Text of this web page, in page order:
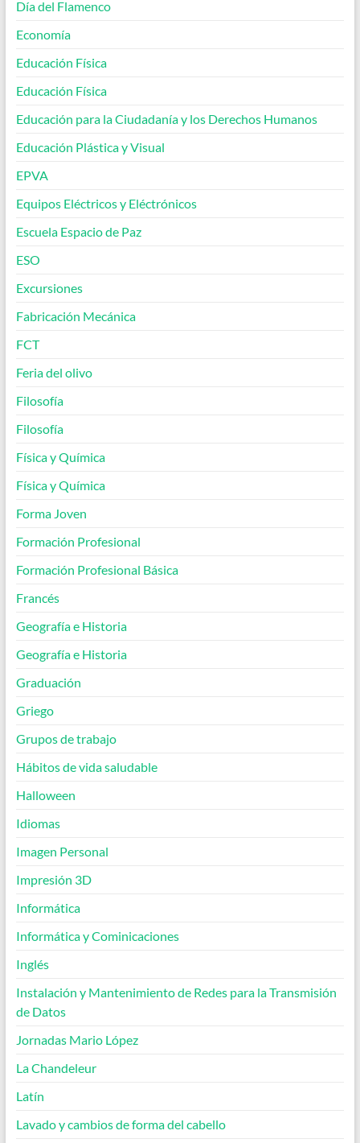
Día del Flamenco
Economía
Educación Física
Educación Física
Educación para la Ciudadanía y los Derechos Humanos
Educación Plástica y Visual
EPVA
Equipos Eléctricos y Eléctrónicos
Escuela Espacio de Paz
ESO
Excursiones
Fabricación Mecánica
FCT
Feria del olivo
Filosofía
Filosofía
Física y Química
Física y Química
Forma Joven
Formación Profesional
Formación Profesional Básica
Francés
Geografía e Historia
Geografía e Historia
Graduación
Griego
Grupos de trabajo
Hábitos de vida saludable
Halloween
Idiomas
Imagen Personal
Impresión 3D
Informática
Informática y Cominicaciones
Inglés
Instalación y Mantenimiento de Redes para la Transmisión
de Datos
Jornadas Mario López
La Chandeleur
Latín
Lavado y cambios de forma del cabello